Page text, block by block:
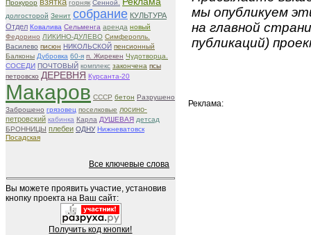
Прокурор горняк Сенной.
долгосторой Зенит собрание КУЛЬТУРА
Отдел Ковалива Сельменга аренда новый
Федорино ЛИКИНО-ДУЛЕВО Симферопль.
Василево писюн НИКОЛЬСКОЙ пенсионный
Балконы Дубровка 60-я п. Жирекен Чудотворца.
СОСЕДИ ПОЧТОВЫЙ комплекс закончена псы
петровско ДЕРЕВНЯ Курсанта-20
Макаров СССР бетон Разрушено
Заброшено грязовец поселковые лосино-
петровский кабинка Карла ДУШЕВАЯ детсад
БРОННИЦЫ плебеи ОДНУ Нижневатовск
Посадская
Все ключевые слова
Вы можете проявить участие, установив
кнопку проекта на Ваш сайт:
Получить код кнопки!
мы опубликуем
на главной
публикаций)
Реклама: